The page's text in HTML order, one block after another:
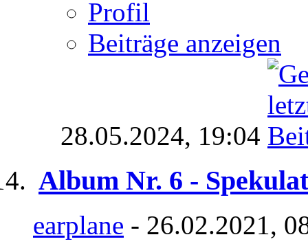
Profil
Beiträge anzeigen
28.05.2024, 19:04
Album Nr. 6 -
earplane - 26.02.2021,